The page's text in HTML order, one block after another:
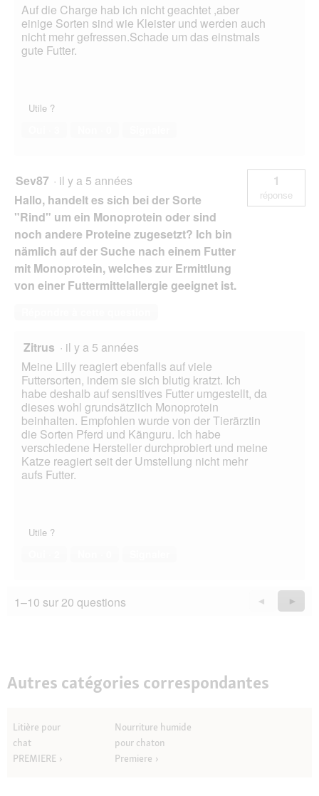
Auf die Charge hab ich nicht geachtet ,aber
einige Sorten sind wie Kleister und werden auch
nicht mehr gefressen.Schade um das einstmals
gute Futter.
Utile ?
Sev87 · il y a 5 années
Hallo, handelt es sich bei der Sorte
"Rind" um ein Monoprotein oder sind
noch andere Proteine zugesetzt? Ich bin
nämlich auf der Suche nach einem Futter
mit Monoprotein, welches zur Ermittlung
von einer Futtermittelallergie geeignet ist.
1
réponse
Zitrus · il y a 5 années
Meine Lilly reagiert ebenfalls auf viele
Futtersorten, indem sie sich blutig kratzt. Ich
habe deshalb auf sensitives Futter umgestellt, da
dieses wohl grundsätzlich Monoprotein
beinhalten. Empfohlen wurde von der Tierärztin
die Sorten Pferd und Känguru. Ich habe
verschiedene Hersteller durchprobiert und meine
Katze reagiert seit der Umstellung nicht mehr
aufs Futter.
Utile ?
1–10 sur 20 questions
Précédent
Questions
◄ ►
Autres catégories correspondantes
Litière pour
chat
PREMIERE
Nourriture humide
pour chaton
Premiere